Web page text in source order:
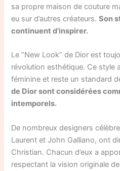
sa propre maison de couture
eu sur d’autres créateurs.Son
continuent d’inspirer.
Le “New Look” de Dior est
révolution esthétique. Ce style
féminine et reste un standard
de Dior sont considérées
intemporels.
De nombreux designers
Laurent et John Galliano, ont
Christian. Chacun d’eux a
respectant la vision originale